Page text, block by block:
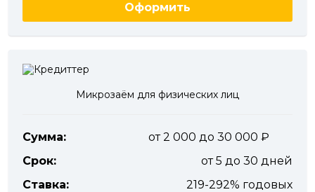
Оформить
Микрозаём для физических лиц
Сумма:
от 2 000 до 30 000
Срок:
от 5 до 30 дней
Ставка:
219-292% годовых